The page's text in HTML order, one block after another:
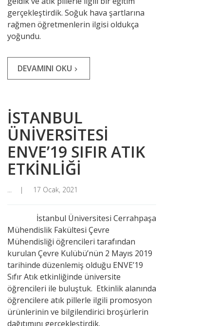
gerçekleştirdik. Soğuk hava şartlarına
rağmen öğretmenlerin ilgisi oldukça
yoğundu.
DEVAMINI OKU navigate_next
İSTANBUL
ÜNİVERSİTESİ
ENVE’19 SIFIR ATIK
ETKİNLİĞİ
... 17 Ocak, 2021
İstanbul Üniversitesi Cerrahpaşa
Mühendislik Fakültesi Çevre
Mühendisliği öğrencileri tarafından
kurulan Çevre Kulübü’nün 2 Mayıs 2019
tarihinde düzenlemiş olduğu ENVE’19
Sıfır Atık etkinliğinde üniversite
öğrencileri ile buluştuk. Etkinlik alanında
öğrencilere atık pillerle ilgili promosyon
ürünlerinin ve bilgilendirici broşürlerin
dağıtımını gerçekleştirdik.